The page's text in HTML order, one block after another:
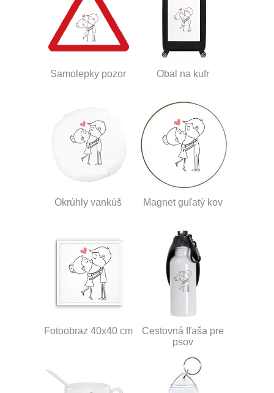
Samolepky pozor Obal na kufr
Okrúhly vankúš Magnet guľatý kov
Fotoobraz 40x40 cm
Cestovná fľaša pre
psov